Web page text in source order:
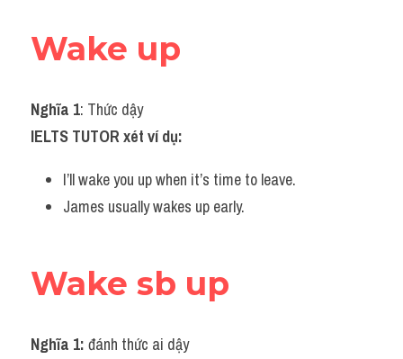
Cách dùng từ
Phân biệt từ
Đề thi thật Task 2
Speaking
Reading
Wake up
Nghĩa 1: Thức dậy
IELTS TUTOR xét ví dụ:
I’ll wake you up when it’s time to leave.
James usually wakes up early.
Wake sb up
Nghĩa 1: đánh thức ai dậy